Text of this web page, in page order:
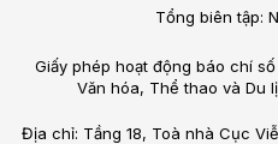
Tổng biên tập:
Giấy phép hoạt động báo chí
Văn hóa, Thể thao và Du
Địa chỉ: Tầng 18, Toà nhà Cục